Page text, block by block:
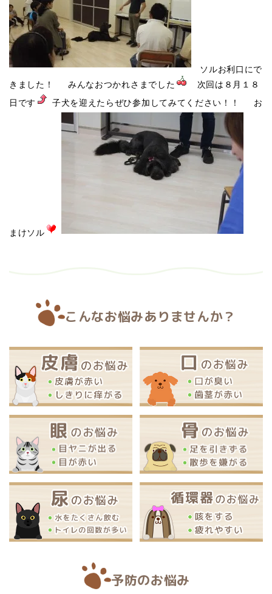
ソルお利口にで
きました！ みんなおつかれさまでした
次回は８月１８
日です
子犬を迎えたらぜひ参加してみてください！！ お
まけソル
こんなお悩みありませんか？
予防のお悩み